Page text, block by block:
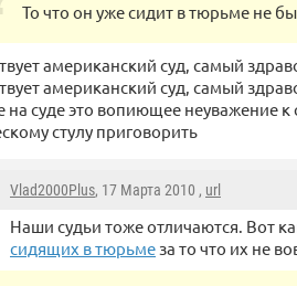
То что он уже сидит в тюрьме не
американский суд, самый
американский суд, самый
на суде это вопиющее неуважение
стулу приговорить
Vlad2000Plus, 17 Марта 2010 , url
Наши судьи тоже отличаются. Вот
сидящих в тюрьме за то что их не